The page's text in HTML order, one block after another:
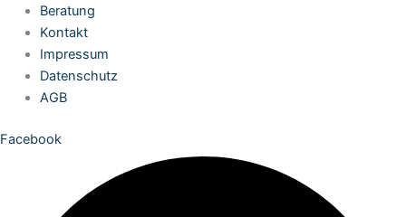
Zum
Inhalt
springen
Beratung
Kontakt
Impressum
Datenschutz
AGB
Facebook